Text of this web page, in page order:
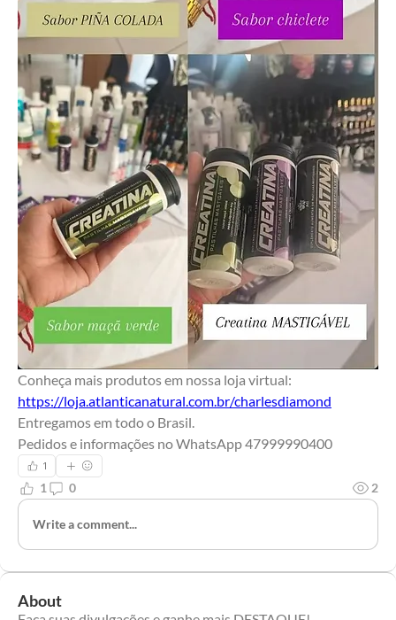
Conheça mais produtos em nossa loja virtual:
https://loja.atlanticanatural.com.br/charlesdiamond
Entregamos em todo o Brasil.
Pedidos e informações no WhatsApp 47999990400
1
1 0 2
Write a comment...
About